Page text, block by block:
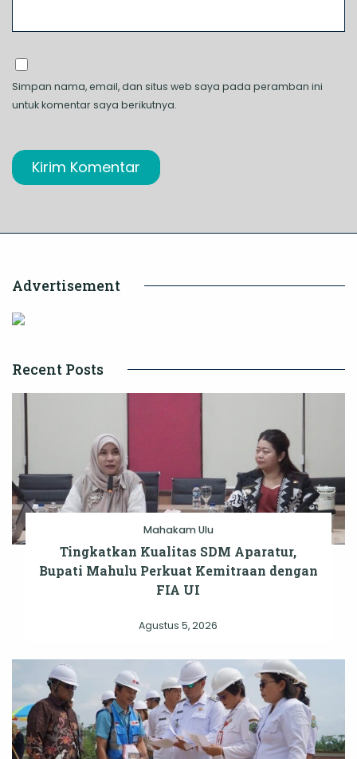
Simpan nama, email, dan situs web saya pada peramban ini
untuk komentar saya berikutnya.
Advertisement
Recent Posts
Mahakam Ulu
Tingkatkan Kualitas SDM Aparatur,
Bupati Mahulu Perkuat Kemitraan dengan
FIA UI
Agustus 5, 2026